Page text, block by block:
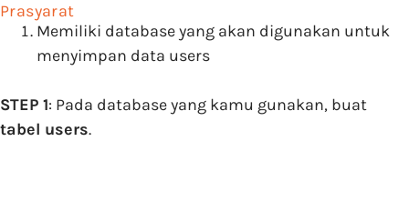
Prasyarat
Memiliki database yang akan digunakan untuk
menyimpan data users
STEP 1: Pada database yang kamu gunakan, buat
tabel users.